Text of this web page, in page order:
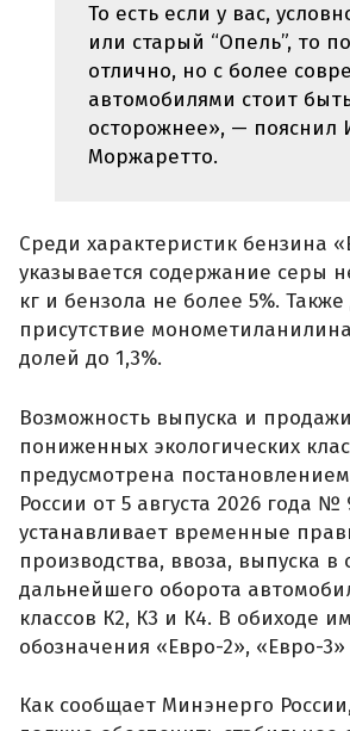
То есть если у вас,
или старый “Опель”, то
отлично, но с более
автомобилями стоит
осторожнее», — пояснил
Моржаретто.
Среди характеристик бензина
указывается содержание серы
кг и бензола не более 5%. Также
присутствие
долей до 1,3%.
Возможность выпуска и
пониженных экологических
предусмотрена
России от 5 августа 2026 года №
устанавливает временные
производства, ввоза, выпуска
дальнейшего оборота
классов К2, К3 и К4. В обиходе
обозначения «Евро-2», «Евро-
Как сообщает Минэнерго